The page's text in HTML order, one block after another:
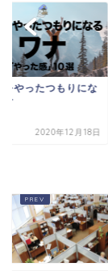
管理ができる人は資
える
2021年11月23日